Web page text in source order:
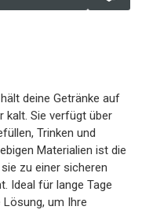
deine Getränke auf
kalt. Sie verfügt über
Trinken und
Materialien ist die
zu einer sicheren
Ideal für lange Tage
um Ihre